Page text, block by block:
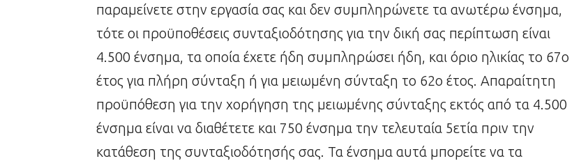
παραμείνετε στην εργασία σας και δεν συμπληρώνετε τα ανωτέρω ένσημα,
τότε οι προϋποθέσεις συνταξιοδότησης για την δική σας περίπτωση είναι
4.500 ένσημα, τα οποία έχετε ήδη συμπληρώσει ήδη, και όριο ηλικίας το 67ο
έτος για πλήρη σύνταξη ή για μειωμένη σύνταξη το 62ο έτος. Απαραίτητη
προϋπόθεση για την χορήγηση της μειωμένης σύνταξης εκτός από τα 4.500
ένσημα είναι να διαθέτετε και 750 ένσημα την τελευταία 5ετία πριν την
κατάθεση της συνταξιοδότησής σας. Τα ένσημα αυτά μπορείτε να τα